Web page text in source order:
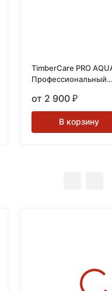
TimberCare PRO
Профессиональный
основе
от 2 900 ₽
В корзину